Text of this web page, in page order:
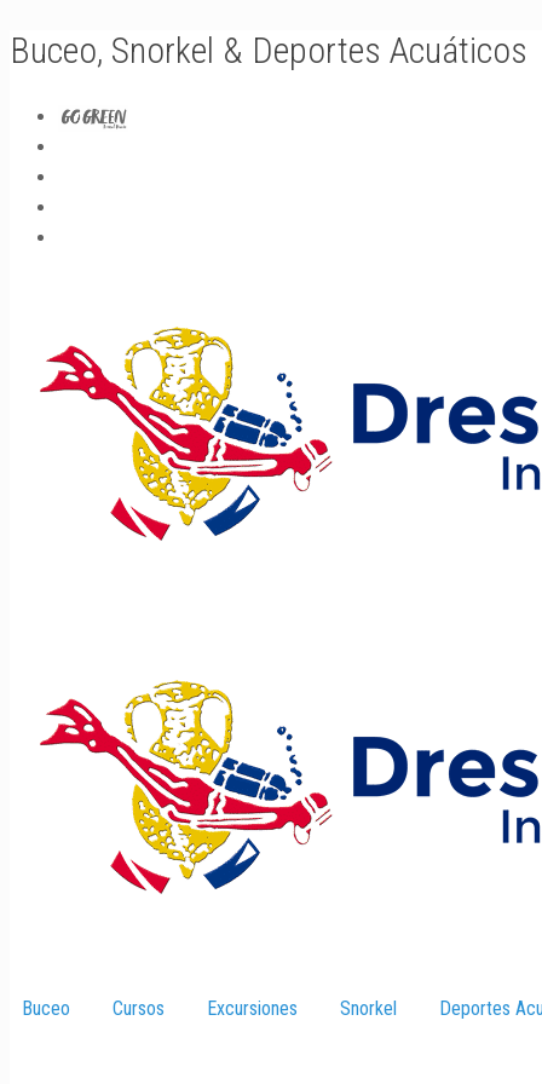
Buceo, Snorkel & Deportes Acuáticos
Buceo Cursos Excursiones Snorkel Deportes